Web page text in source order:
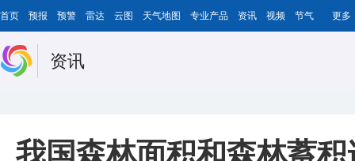
首页 预报 预警 雷达 云图 天气地图 专业产品 资讯 视频 节气 更多
资讯
我国森林面积和森林蓄